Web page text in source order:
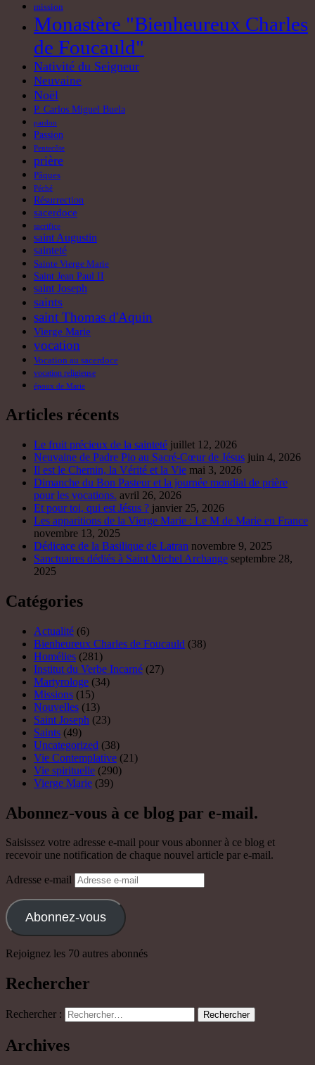
mission
Monastère "Bienheureux Charles
de Foucauld"
Nativité du Seigneur
Neuvaine
Noël
P. Carlos Miguel Buela
pardon
Passion
Pentecôte
prière
Pâques
Péché
Résurrection
sacerdoce
sacrifice
saint Augustin
sainteté
Sainte Vierge Marie
Saint Jean Paul II
saint Joseph
saints
saint Thomas d'Aquin
Vierge Marie
vocation
Vocation au sacerdoce
vocation religieuse
époux de Marie
Articles récents
Le fruit précieux de la sainteté juillet 12, 2026
Neuvaine de Padre Pio au Sacré-Cœur de Jésus juin 4, 2026
Il est le Chemin, la Vérité et la Vie mai 3, 2026
Dimanche du Bon Pasteur et la journée mondial de prière
pour les vocations. avril 26, 2026
Et pour toi, qui est Jésus ? janvier 25, 2026
Les apparitions de la Vierge Marie : Le M de Marie en France
novembre 13, 2025
Dédicace de la Basilique de Latran novembre 9, 2025
Sanctuaires dédiés à Saint Michel Archange septembre 28,
2025
Catégories
Actualité (6)
Bienheureux Charles de Foucauld (38)
Homélies (281)
Institut du Verbe Incarné (27)
Martyrologe (34)
Missions (15)
Nouvelles (13)
Saint Joseph (23)
Saints (49)
Uncategorized (38)
Vie Contemplative (21)
Vie spirituelle (290)
Vierge Marie (39)
Abonnez-vous à ce blog par e-mail.
Saisissez votre adresse e-mail pour vous abonner à ce blog et
recevoir une notification de chaque nouvel article par e-mail.
Adresse e-mail
Abonnez-vous
Rejoignez les 70 autres abonnés
Rechercher
Rechercher :
Archives